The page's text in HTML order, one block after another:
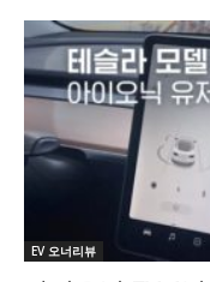
EV 오너리뷰